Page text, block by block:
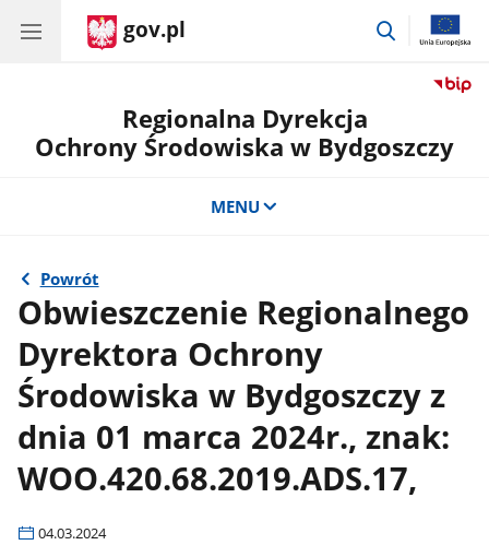
gov.pl
przejdź
Regionalna Dyrekcja
Ochrony Środowiska w Bydgoszczy
MENU
Powrót
Obwieszczenie Regionalnego
Dyrektora Ochrony
Środowiska w Bydgoszczy z
dnia 01 marca 2024r., znak:
WOO.420.68.2019.ADS.17,
04.03.2024